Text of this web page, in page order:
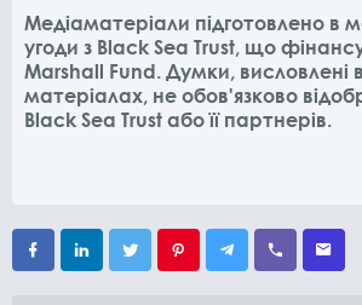
Медіаматеріали підготовлено в
угоди з Black Sea Trust, що
Marshall Fund. Думки, висловлені
матеріалах, не обов'язково
Black Sea Trust або її партнерів.